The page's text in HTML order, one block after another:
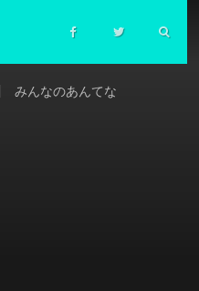
みんなのあんてな